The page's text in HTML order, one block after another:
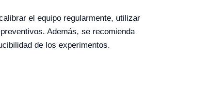
el equipo regularmente, utilizar
Además, se recomienda
de los experimentos.